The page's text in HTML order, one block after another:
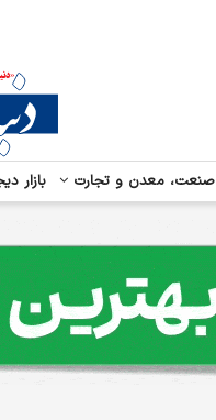
صنعت، معدن و تجارت بازار